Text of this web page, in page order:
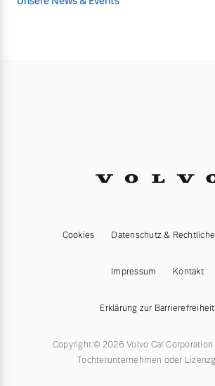
Cookies Datenschutz &
Impressum Kontakt
Erklärung zur Barrierefreiheit
Copyright © 2026 Volvo Car
Tochterunternehmen oder